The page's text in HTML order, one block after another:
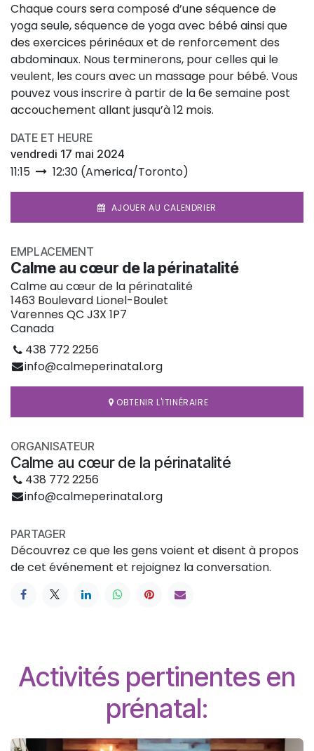
Chaque cours sera composé d’une séquence de
yoga seule, séquence de yoga avec bébé ainsi que
des exercices périnéaux et de renforcement des
abdominaux. Nous terminerons, pour celles qui le
veulent, les cours avec un massage pour bébé. Vous
pouvez vous inscrire à partir de la 6e semaine post
accouchement allant jusqu’à 12 mois.
DATE ET HEURE
vendredi 17 mai 2024
11:15 12:30 (America/Toronto)
AJOUER AU CALENDRIER
EMPLACEMENT
Calme au cœur de la périnatalité
Calme au cœur de la périnatalité
1463 Boulevard Lionel-Boulet
Varennes QC J3X 1P7
Canada
438 772 2256
info@calmeperinatal.org
OBTENIR L'ITINÉRAIRE
ORGANISATEUR
Calme au cœur de la périnatalité
438 772 2256
info@calmeperinatal.org
PARTAGER
Découvrez ce que les gens voient et disent à propos
de cet événement et rejoignez la conversation.
Activités pertinentes en
prénatal: